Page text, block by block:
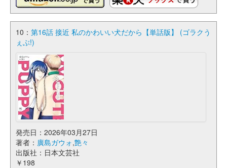
10： 第16話 接近 私のかわいい犬だから【単話版】 (ゴラクう
ぇぶ!)
発売日：2026年03月27日
著者： 廣島ガウォ,艶々
出版社：日本文芸社
￥198